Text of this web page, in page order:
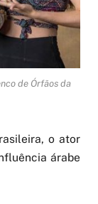
de Órfãos da
o ator
árabe